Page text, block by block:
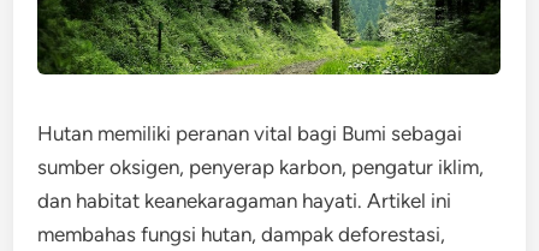
Hutan memiliki peranan vital bagi Bumi sebagai
sumber oksigen, penyerap karbon, pengatur iklim,
dan habitat keanekaragaman hayati. Artikel ini
membahas fungsi hutan, dampak deforestasi,